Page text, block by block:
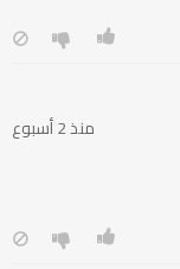
منذ 2 أسبوع